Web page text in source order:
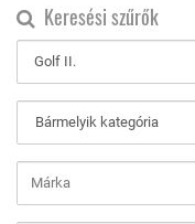
Keresési szűrők